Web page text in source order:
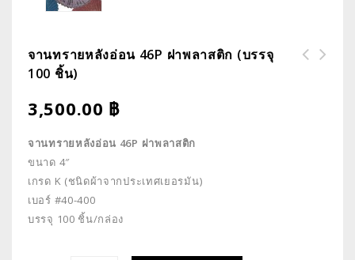
จานทรายหลังอ่อน 46P ฝาพลาสติก (บรรจุ
100 ชิ้น)
3,500.00 ฿
จานทรายหลังอ่อน 46P ฝาพลาสติก
ขนาด 4″
เกรด K (ชนิดผ้าจากประเทศเยอรมัน)
เบอร์ #40-400
บรรจุ 100 ชิ้น/กล่อง